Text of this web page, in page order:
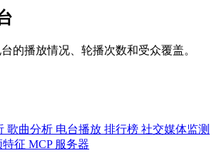
的播放情况、轮播次数和受众覆盖。
歌曲分析 电台播放 排行榜 社交媒体监测
特征 MCP 服务器